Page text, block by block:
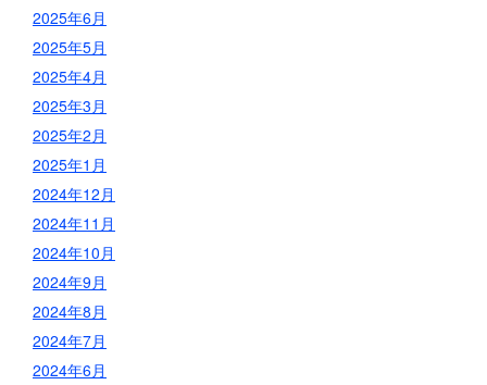
2025年6月
2025年5月
2025年4月
2025年3月
2025年2月
2025年1月
2024年12月
2024年11月
2024年10月
2024年9月
2024年8月
2024年7月
2024年6月